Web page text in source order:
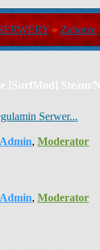
»
[SurfMod] Steam/
Serwer...
, Moderator
, Moderator